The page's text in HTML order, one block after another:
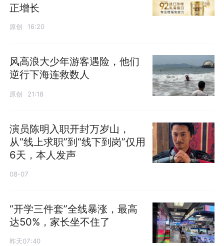
正增长
原创 16:20
风高浪大少年游客遇险，他们
逆行下海连救数人
原创 21:18
演员陈明入职开封万岁山，
从“线上求职”到“线下到岗”仅用
6天，本人发声
08-07
“开学三件套”全线暴涨，最高
达50%，家长坐不住了
昨天07:40